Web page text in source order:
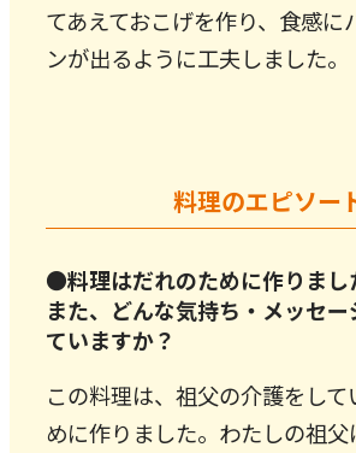
てあえておこげを作り、食感に
ンが出るように工夫しました。
料理のエピソー
●料理はだれのために作りまし
また、どんな気持ち・メッセ
ていますか？
この料理は、祖父の介護をし
めに作りました。わたしの祖